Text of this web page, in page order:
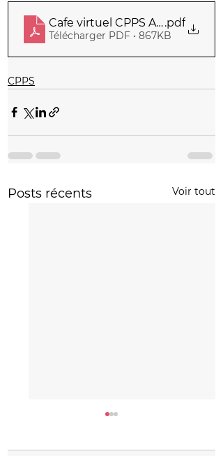
Cafe virtuel CPPS AJFAS
.pdf
Télécharger PDF • 867KB
CPPS
Posts récents Voir tout